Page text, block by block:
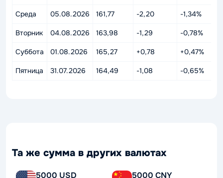
Среда 05.08.2026 161,77 -2,20 -1,34%
Вторник 04.08.2026 163,98 -1,29 -0,78%
Суббота 01.08.2026 165,27 +0,78 +0,47%
Пятница 31.07.2026 164,49 -1,08 -0,65%
Та же сумма в других валютах
5000 USD 5000 CNY